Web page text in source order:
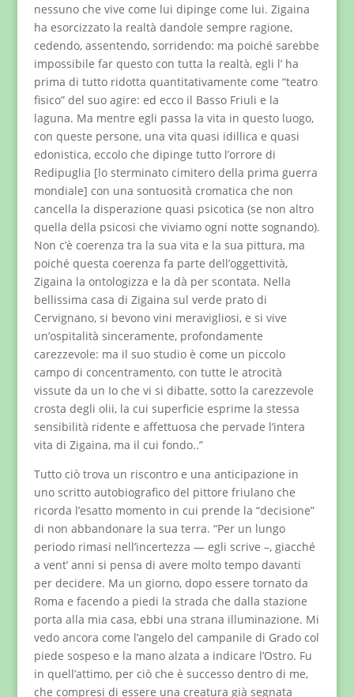
nessuno che vive come lui dipinge come lui. Zigaina
ha esorcizzato la realtà dandole sempre ragione,
cedendo, assentendo, sorridendo: ma poiché sarebbe
impossibile far questo con tutta la realtà, egli l’ ha
prima di tutto ridotta quantitativamente come “teatro
fisico” del suo agire: ed ecco il Basso Friuli e la
laguna. Ma mentre egli passa la vita in questo luogo,
con queste persone, una vita quasi idillica e quasi
edonistica, eccolo che dipinge tutto l’orrore di
Redipuglia [lo sterminato cimitero della prima guerra
mondiale] con una sontuosità cromatica che non
cancella la disperazione quasi psicotica (se non altro
quella della psicosi che viviamo ogni notte sognando).
Non c’è coerenza tra la sua vita e la sua pittura, ma
poiché questa coerenza fa parte dell’oggettività,
Zigaina la ontologizza e la dà per scontata. Nella
bellissima casa di Zigaina sul verde prato di
Cervignano, si bevono vini meravigliosi, e si vive
un’ospitalità sinceramente, profondamente
carezzevole: ma il suo studio è come un piccolo
campo di concentramento, con tutte le atrocità
vissute da un Io che vi si dibatte, sotto la carezzevole
crosta degli olii, la cui superficie esprime la stessa
sensibilità ridente e affettuosa che pervade l’intera
vita di Zigaina, ma il cui fondo..”
Tutto ciò trova un riscontro e una anticipazione in
uno scritto autobiografico del pittore friulano che
ricorda l’esatto momento in cui prende la “decisione”
di non abbandonare la sua terra. “Per un lungo
periodo rimasi nell’incertezza — egli scrive –, giacché
a vent’ anni si pensa di avere molto tempo davanti
per decidere. Ma un giorno, dopo essere tornato da
Roma e facendo a piedi la strada che dalla stazione
porta alla mia casa, ebbi una strana illuminazione. Mi
vedo ancora come l’angelo del campanile di Grado col
piede sospeso e la mano alzata a indicare l’Ostro. Fu
in quell’attimo, per ciò che è successo dentro di me,
che compresi di essere una creatura già segnata